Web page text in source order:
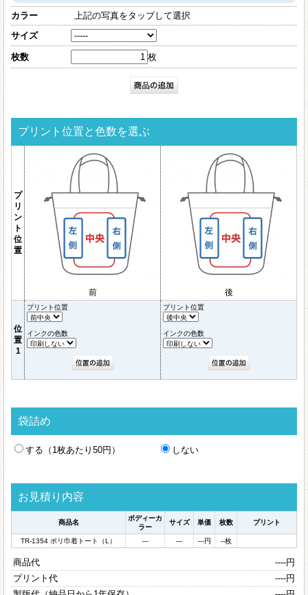
カラー
上記の写真をタップして選択
サイズ
枚数 枚
プリント位置と色数を選ぶ
プ
リ
ン
ト
位
置
前 後
位
置
1
プリント位置
インクの色数
プリント位置
インクの色数
袋詰め
する（1枚あたり50円） しない
お見積り内容
商品名
ボディーカ
ラー
サイズ 単価 枚数 プリント
TR-1354 ポリ巾着トート（L） --- --- ---円 --枚
商品代 ----円
プリント代
----円